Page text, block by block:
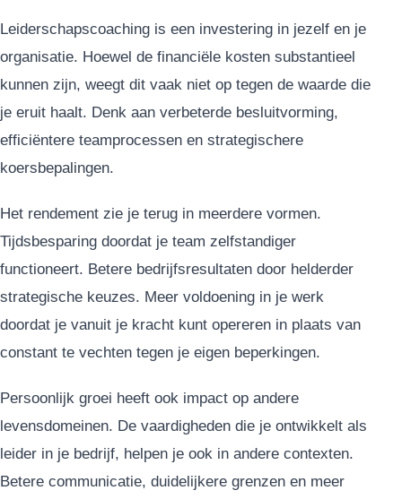
Leiderschapscoaching is een investering in jezelf en je
organisatie. Hoewel de financiële kosten substantieel
kunnen zijn, weegt dit vaak niet op tegen de waarde die
je eruit haalt. Denk aan verbeterde besluitvorming,
efficiëntere teamprocessen en strategischere
koersbepalingen.
Het rendement zie je terug in meerdere vormen.
Tijdsbesparing doordat je team zelfstandiger
functioneert. Betere bedrijfsresultaten door helderder
strategische keuzes. Meer voldoening in je werk
doordat je vanuit je kracht kunt opereren in plaats van
constant te vechten tegen je eigen beperkingen.
Persoonlijk groei heeft ook impact op andere
levensdomeinen. De vaardigheden die je ontwikkelt als
leider in je bedrijf, helpen je ook in andere contexten.
Betere communicatie, duidelijkere grenzen en meer